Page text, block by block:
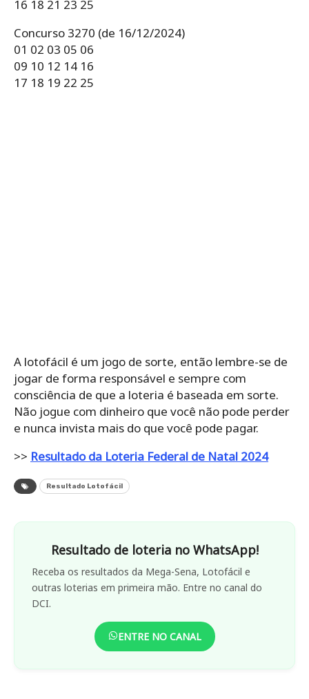
16 18 21 23 25
Concurso 3270 (de 16/12/2024)
01 02 03 05 06
09 10 12 14 16
17 18 19 22 25
A lotofácil é um jogo de sorte, então lembre-se de
jogar de forma responsável e sempre com
consciência de que a loteria é baseada em sorte.
Não jogue com dinheiro que você não pode perder
e nunca invista mais do que você pode pagar.
>> Resultado da Loteria Federal de Natal 2024
Resultado Lotofácil
Resultado de loteria no WhatsApp!
Receba os resultados da Mega-Sena, Lotofácil e
outras loterias em primeira mão. Entre no canal do
DCI.
ENTRE NO CANAL